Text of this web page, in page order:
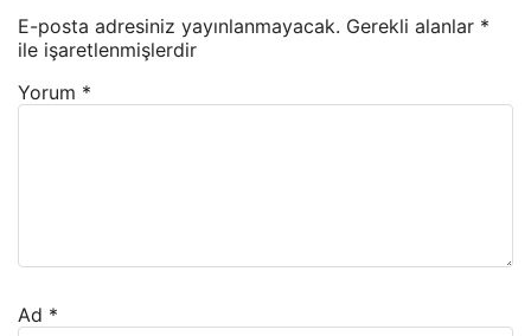
E-posta adresiniz yayınlanmayacak. Gerekli alanlar *
ile işaretlenmişlerdir
Yorum *
Ad *